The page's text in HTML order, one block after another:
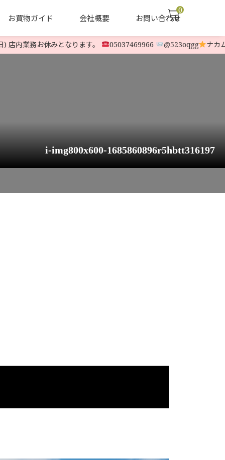
お買物ガイド 会社概要 お問い合わせ
ヤナセ他 中古除雪機
0
業務お休みとなります。 05037469966 @523oqgg ナカムラ
i-img800x600-1685860896r5hbtt316197